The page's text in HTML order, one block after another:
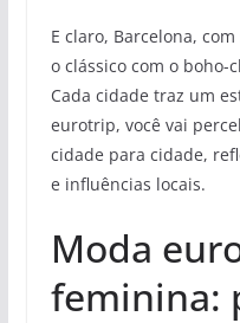
E claro, Barcelona,
o clássico com o boho-
Cada cidade traz um
eurotrip, você vai
cidade para cidade,
e influências locais.
Moda
feminina: